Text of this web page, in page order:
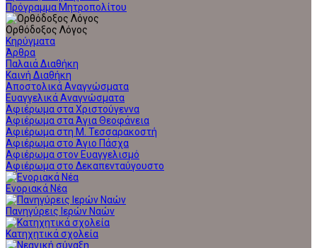
Πρόγραμμα Μητροπολίτου
Ορθόδοξος Λόγος
Κηρύγματα
Άρθρα
Παλαιά Διαθήκη
Καινή Διαθήκη
Αποστολικά Αναγνώσματα
Ευαγγελικά Αναγνώσματα
Αφιέρωμα στα Χριστούγεννα
Αφιέρωμα στα Άγια Θεοφάνεια
Αφιέρωμα στη Μ. Τεσσαρακοστή
Αφιέρωμα στο Άγιο Πάσχα
Αφιέρωμα στον Ευαγγελισμό
Αφιέρωμα στο Δεκαπενταύγουστο
Ενοριακά Νέα
Πανηγύρεις Ιερών Ναών
Κατηχητικά σχολεία